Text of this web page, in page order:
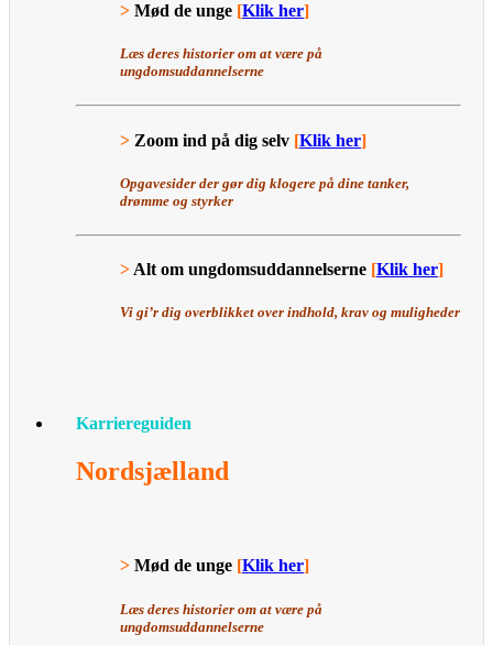
> Mød de unge [Klik her]
Læs deres historier om at være på
ungdomsuddannelserne
> Zoom ind på dig selv [Klik her]
Opgavesider der gør dig klogere på dine tanker,
drømme og styrker
> Alt om ungdomsuddannelserne [Klik her]
Vi gi’r dig overblikket over indhold, krav og muligheder
Karriereguiden
Nordsjælland
> Mød de unge [Klik her]
Læs deres historier om at være på
ungdomsuddannelserne